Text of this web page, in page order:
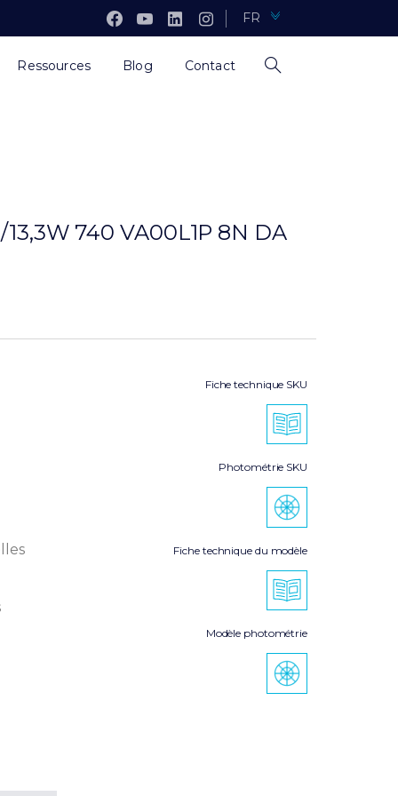
FR
Ressources Blog Contact
13,3W 740 VA00L1P 8N DA
Fiche technique SKU
Photométrie SKU
Fiche technique du modèle
Modèle photométrie